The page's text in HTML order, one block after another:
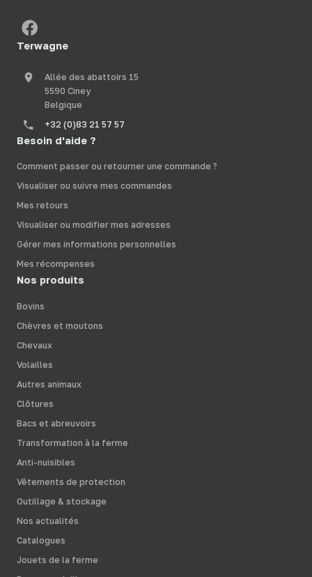
Terwagne
Allée des abattoirs 15
5590 Ciney
Belgique
+32 (0)83 21 57 57
Besoin d'aide ?
Comment passer ou retourner une commande ?
Visualiser ou suivre mes commandes
Mes retours
Visualiser ou modifier mes adresses
Gérer mes informations personnelles
Mes récompenses
Nos produits
Bovins
Chèvres et moutons
Chevaux
Volailles
Autres animaux
Clôtures
Bacs et abreuvoirs
Transformation à la ferme
Anti-nuisibles
Vêtements de protection
Outillage & stockage
Nos actualités
Catalogues
Jouets de la ferme